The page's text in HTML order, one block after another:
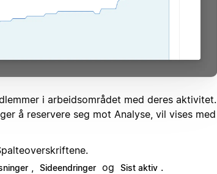
i arbeidsområdet med deres aktivitet.
å reservere seg mot Analyse, vil vises med
Sideendringer og Sist aktiv .